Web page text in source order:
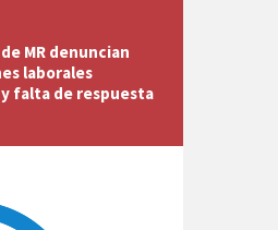
MR denuncian
laborales
falta de respuesta